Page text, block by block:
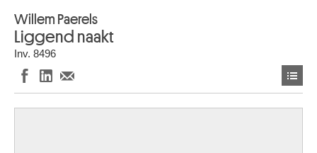
Willem Paerels
Liggend naakt
Inv. 8496